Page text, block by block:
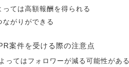
っては高額報酬を得られる
ながりができる
案件を受ける際の注意点
ってはフォロワーが減る可能性がある